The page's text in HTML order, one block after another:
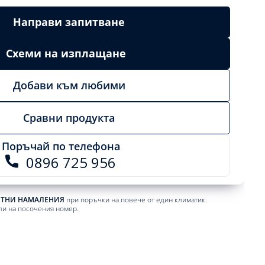
Направи запитване
Схеми на изплащане
Добави към любими
Сравни продукта
Поръчай по телефона
0896 725 956
НАМАЛЕНИЯ при поръчки на повече от един климатик.
на посочения номер.